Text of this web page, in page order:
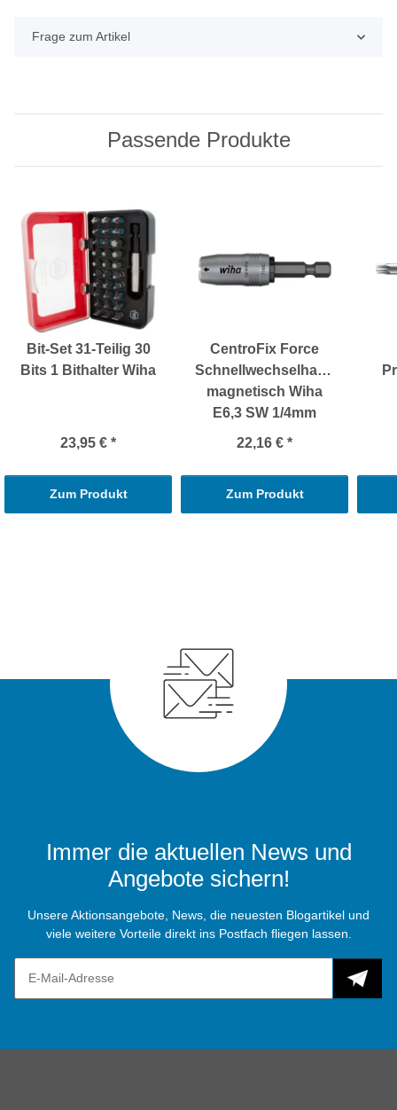
Frage zum Artikel
Passende Produkte
Bit-Set 31-Teilig 30
Bits 1 Bithalter Wiha
23,95 € *
Zum Produkt
CentroFix Force
Schnellwechselhalter
magnetisch Wiha
E6,3 SW 1/4mm
22,16 € *
Zum Produkt
Immer die aktuellen News und
Angebote sichern!
Unsere Aktionsangebote, News, die neuesten Blogartikel und
viele weitere Vorteile direkt ins Postfach fliegen lassen.